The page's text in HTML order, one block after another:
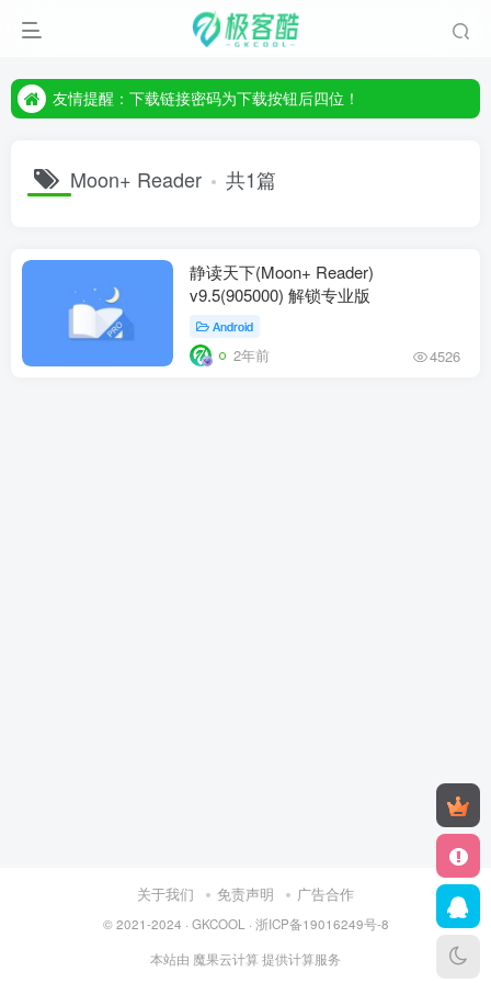
友情提醒：下载链接密码为下载按钮后四位！
友情提醒：下载链接密码为下载按钮后四位！
Moon+ Reader 共1篇
静读天下(Moon+ Reader)
v9.5(905000) 解锁专业版
Android
2年前 4526
关于我们 免责声明 广告合作
© 2021-2024 · GKCOOL · 浙ICP备19016249号-8
本站由 魔果云计算 提供计算服务